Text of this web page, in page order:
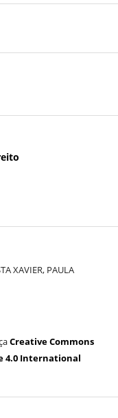
XAVIER, PAULA
Creative Commons
4.0 International